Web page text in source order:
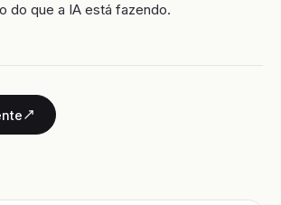
do que a IA está fazendo.